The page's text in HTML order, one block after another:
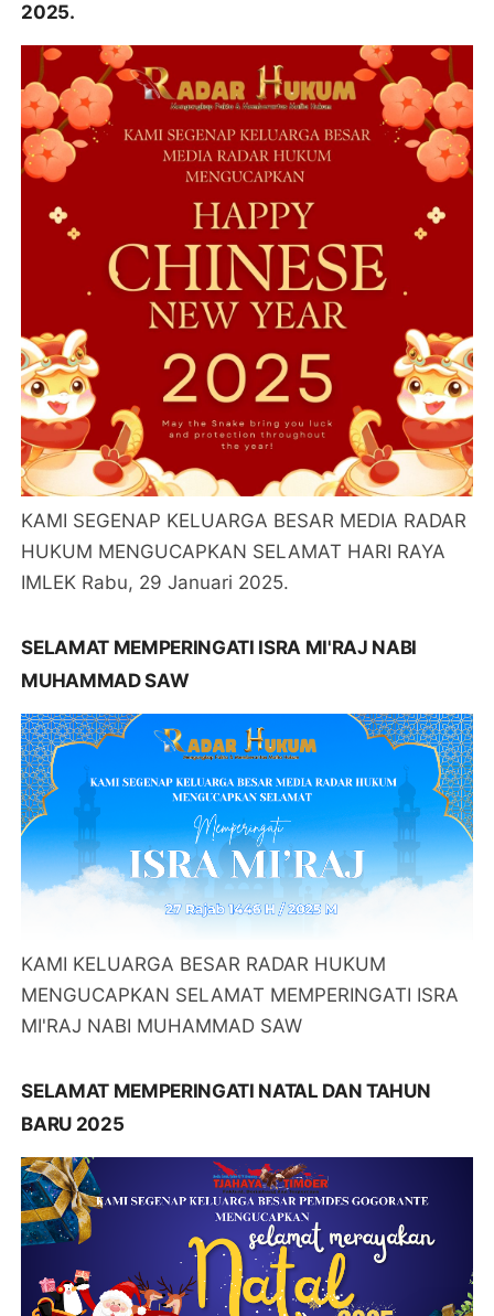
2025.
KAMI SEGENAP KELUARGA BESAR MEDIA RADAR
HUKUM MENGUCAPKAN SELAMAT HARI RAYA
IMLEK Rabu, 29 Januari 2025.
SELAMAT MEMPERINGATI ISRA MI'RAJ NABI
MUHAMMAD SAW
KAMI KELUARGA BESAR RADAR HUKUM
MENGUCAPKAN SELAMAT MEMPERINGATI ISRA
MI'RAJ NABI MUHAMMAD SAW
SELAMAT MEMPERINGATI NATAL DAN TAHUN
BARU 2025